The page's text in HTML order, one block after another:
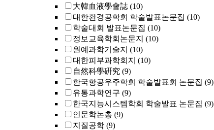
大韓血液學會誌 (10)
대한환경공학회 학술발표논문집 (10)
학술대회 발표논문집 (10)
정보교육학회논문지 (10)
원예과학기술지 (10)
대한피부과학회지 (10)
自然科學硏究 (9)
한국항공우주학회 학술발표회 논문집 (9)
유통과학연구 (9)
한국지능시스템학회 학술발표 논문집 (9)
인문학논총 (9)
지질공학 (9)